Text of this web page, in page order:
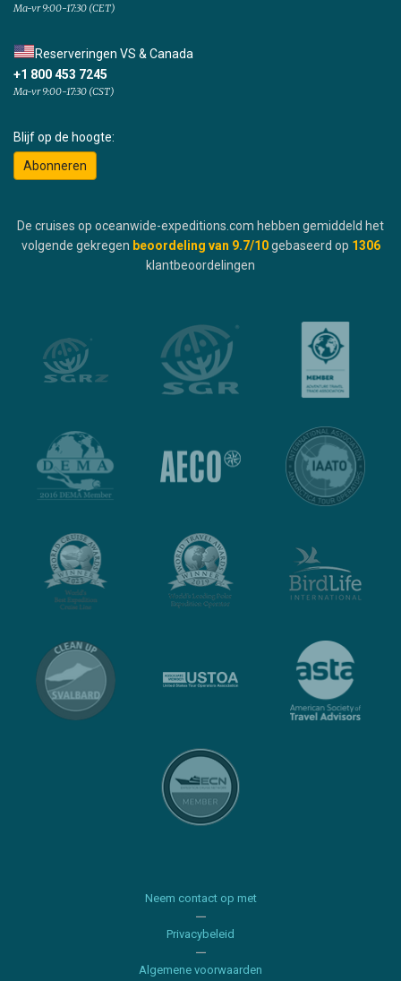
Ma-vr 9:00-17:30 (CET)
Reserveringen VS & Canada
+1 800 453 7245
Ma-vr 9:00-17:30 (CST)
Blijf op de hoogte:
Abonneren
De cruises op oceanwide-expeditions.com hebben gemiddeld het
volgende gekregen beoordeling van 9.7/10 gebaseerd op 1306
klantbeoordelingen
Neem contact op met
Privacybeleid
Algemene voorwaarden